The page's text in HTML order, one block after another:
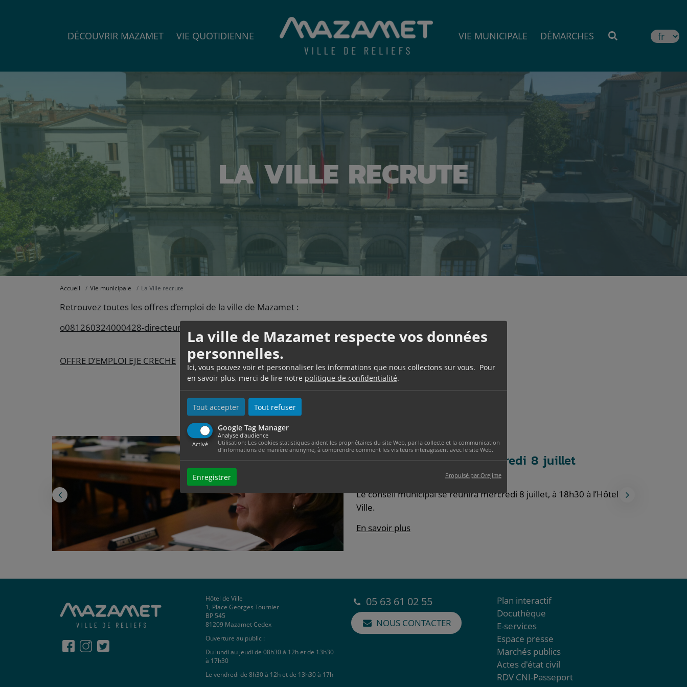
La ville de Mazamet respecte vos données
personnelles.
Ici, vous pouvez voir et personnaliser les informations que nous collectons sur vous. Pour
en savoir plus, merci de lire notre politique de confidentialité.
Tout accepter Tout refuser
Google Tag Manager
Activé
Analyse d'audience
Utilisation: Les cookies statistiques aident les propriétaires du site Web, par la collecte et la communication
d'informations de manière anonyme, à comprendre comment les visiteurs interagissent avec le site Web.
Enregistrer Propulsé par Orejime
DÉCOUVRIR MAZAMET VIE QUOTIDIENNE VIE MUNICIPALE DÉMARCHES MOTEUR DE
LA VILLE RECRUTE
Accueil Vie municipale La Ville recrute
Retrouvez toutes les offres d’emploi de la ville de Mazamet :
o081260324000428-directeur-general-collectivite-etablissement-public
OFFRE D’EMPLOI EJE CRECHE Télécharger
Actualités thématiques
Photo précédente
Conseil municipal le mercredi 8 juillet
Le conseil municipal se réunira mercredi 8 juillet, à 18h30 à l’Hôtel de
Ville.
En savoir plus
Hôtel de Ville
1, Place Georges Tournier
BP 545
81209 Mazamet Cedex
Ouverture au public :
Du lundi au jeudi de 08h30 à 12h et de 13h30
à 17h30
Le vendredi de 8h30 à 12h et de 13h30 à 17h
05 63 61 02 55
NOUS CONTACTER
Plan interactif
Docuthèque
E-services
Espace presse
Marchés publics
Actes d'état civil
RDV CNI-Passeport